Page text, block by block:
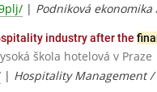
| Podniková
industry after the
škola hotelová v Praze
| Hospitality Management /